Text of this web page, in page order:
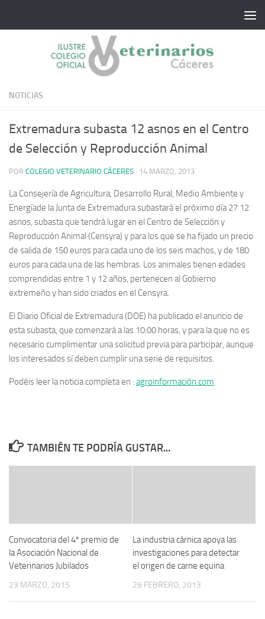
NOTICIAS
Extremadura subasta 12 asnos en el Centro
de Selección y Reproducción Animal
POR COLEGIO VETERINARIO CÁCERES · 14 MARZO, 2013
La Consejería de Agricultura, Desarrollo Rural, Medio Ambiente y
Energíade la Junta de Extremadura subastará el próximo día 27 12
asnos, subasta que tendrá lugar en el Centro de Selección y
Reproducción Animal (Censyra) y para los que se ha fijado un precio
de salida de 150 euros para cada uno de los seis machos, y de 180
euros para cada una de las hembras. Los animales tienen edades
comprendidas entre 1 y 12 años, pertenecen al Gobierno
extremeño y han sido criados en el Censyra.
El Diario Oficial de Extremadura (DOE) ha publicado el anuncio de
esta subasta, que comenzará a las 10:00 horas, y para la que no es
necesario cumplimentar una solicitud previa para participar, aunque
los interesados sí deben cumplir una serie de requisitos.
Podéis leer la noticia completa en : agroinformación.com
TAMBIÉN TE PODRÍA GUSTAR...
Convocatoria del 4º premio de
la Asociación Nacional de
Veterinarios Jubilados
23 MARZO, 2015
La industria cárnica apoya las
investigaciones para detectar
el origen de carne equina
26 FEBRERO, 2013